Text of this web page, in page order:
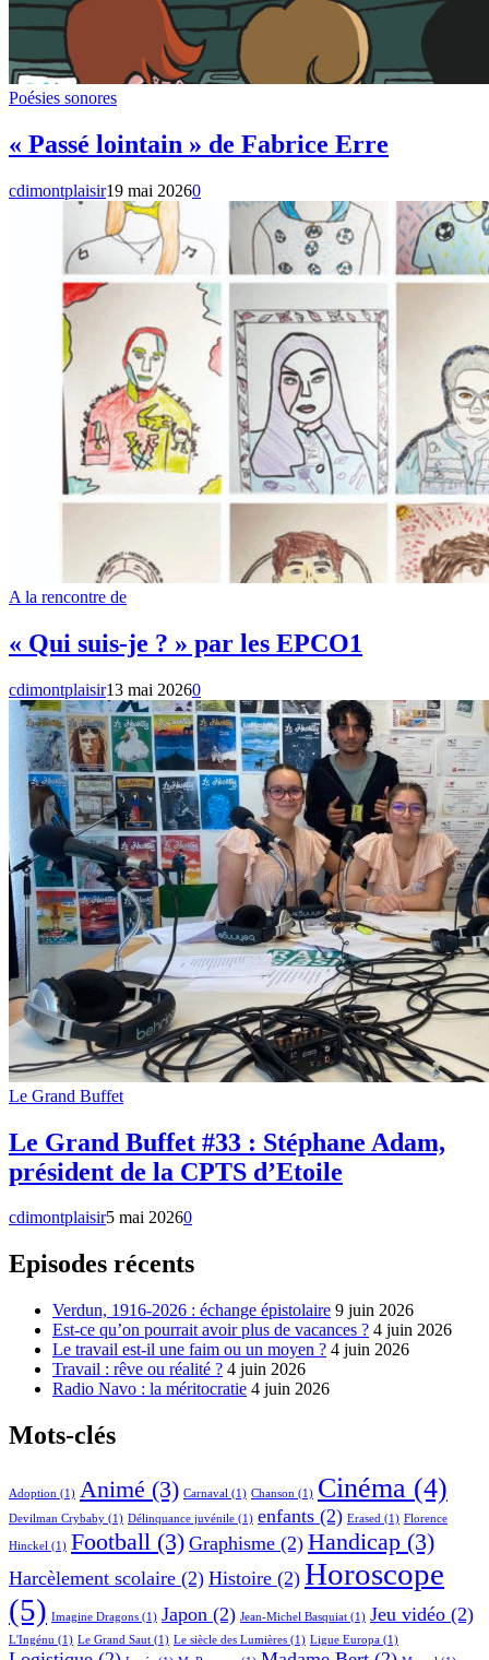
Poésies sonores
« Passé lointain » de Fabrice Erre
cdimontplaisir19 mai 20260
A la rencontre de
« Qui suis-je ? » par les EPCO1
cdimontplaisir13 mai 20260
Le Grand Buffet
Le Grand Buffet #33 : Stéphane Adam,
président de la CPTS d’Etoile
cdimontplaisir5 mai 20260
Episodes récents
Verdun, 1916-2026 : échange épistolaire 9 juin 2026
Est-ce qu’on pourrait avoir plus de vacances ? 4 juin 2026
Le travail est-il une faim ou un moyen ? 4 juin 2026
Travail : rêve ou réalité ? 4 juin 2026
Radio Navo : la méritocratie 4 juin 2026
Mots-clés
Adoption (1) Animé (3) Carnaval (1) Chanson (1) Cinéma (4)
Devilman Crybaby (1) Délinquance juvénile (1) enfants (2) Erased (1) Florence
Hinckel (1) Football (3) Graphisme (2) Handicap (3)
Harcèlement scolaire (2) Histoire (2) Horoscope
(5) Imagine Dragons (1) Japon (2) Jean-Michel Basquiat (1) Jeu vidéo (2)
L'Ingénu (1) Le Grand Saut (1) Le siècle des Lumières (1) Ligue Europa (1)